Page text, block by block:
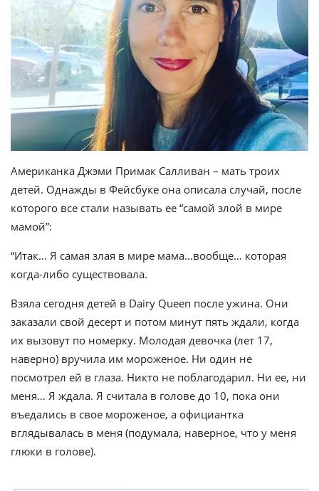
Американка Джэми Примак Салливан – мать троих
детей. Однажды в Фейсбуке она описала случай, после
которого все стали называть ее “самой злой в мире
мамой”:
“Итак… Я самая злая в мире мама…вообще… которая
когда-либо существовала.
Взяла сегодня детей в Dairy Queen после ужина. Они
заказали свой десерт и потом минут пять ждали, когда
их вызовут по номерку. Молодая девочка (лет 17,
наверно) вручила им мороженое. Ни один не
посмотрел ей в глаза. Никто не поблагодарил. Ни ее, ни
меня… Я ждала. Я считала в голове до 10, пока они
въедались в свое мороженое, а официантка
вглядывалась в меня (подумала, наверное, что у меня
глюки в голове).